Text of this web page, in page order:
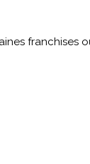
franchises